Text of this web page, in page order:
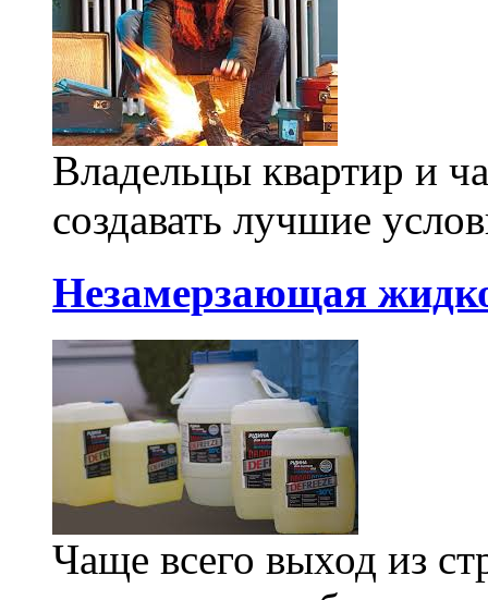
Владельцы квартир и
создавать лучшие
Незамерзающая
Чаще всего выход из